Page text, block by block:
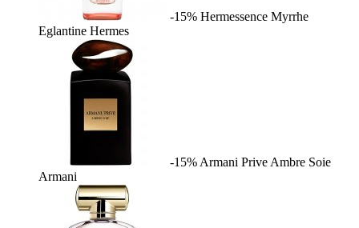
-15% Hermessence Myrrhe
Eglantine Hermes
-15% Armani Prive Ambre Soie
Armani